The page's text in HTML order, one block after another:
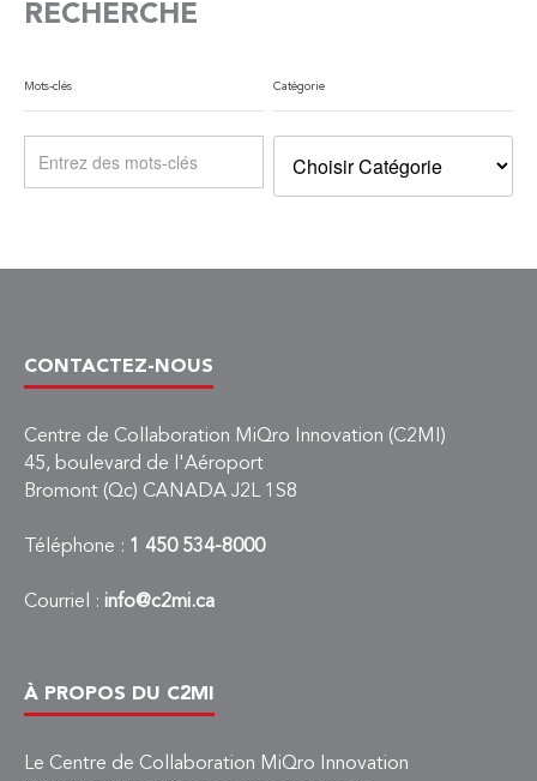
RECHERCHE
Mots-clés Catégorie
CONTACTEZ-NOUS
Centre de Collaboration MiQro Innovation (C2MI)
45, boulevard de l'Aéroport
Bromont (Qc) CANADA J2L 1S8
Téléphone : 1 450 534-8000
Courriel : info@c2mi.ca
À PROPOS DU C2MI
Le Centre de Collaboration MiQro Innovation